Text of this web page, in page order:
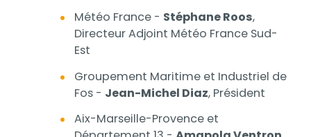
Météo France - Stéphane Roos,
Directeur Adjoint Météo France Sud-
Est
Groupement Maritime et Industriel de
Fos - Jean-Michel Diaz, Président
Aix-Marseille-Provence et